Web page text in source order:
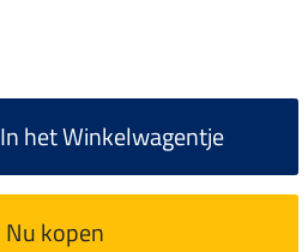
In het Winkelwagentje
Nu kopen